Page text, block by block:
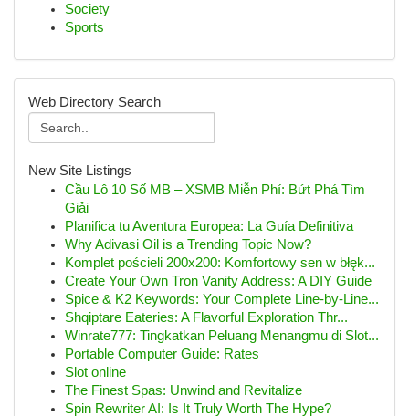
Society
Sports
Web Directory Search
New Site Listings
Cầu Lô 10 Số MB – XSMB Miễn Phí: Bứt Phá Tìm
Giải
Planifica tu Aventura Europea: La Guía Definitiva
Why Adivasi Oil is a Trending Topic Now?
Komplet pościeli 200x200: Komfortowy sen w błęk...
Create Your Own Tron Vanity Address: A DIY Guide
Spice & K2 Keywords: Your Complete Line-by-Line...
Shqiptare Eateries: A Flavorful Exploration Thr...
Winrate777: Tingkatkan Peluang Menangmu di Slot...
Portable Computer Guide: Rates
Slot online
The Finest Spas: Unwind and Revitalize
Spin Rewriter AI: Is It Truly Worth The Hype?